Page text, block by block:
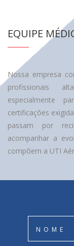
EQUIPE
Nossa empresa
profissionais
especialmente
certificações
passam por
acompanhar a
compõem a UTI